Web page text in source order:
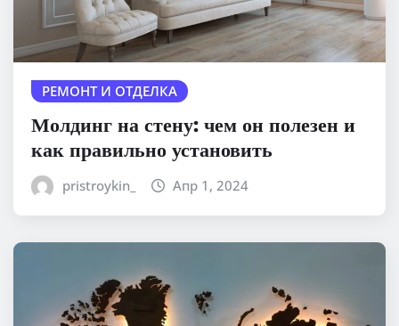
РЕМОНТ И ОТДЕЛКА
Молдинг на стену: чем он полезен и
как правильно установить
pristroykin_ Апр 1, 2024